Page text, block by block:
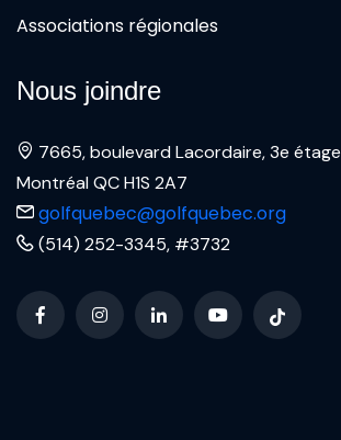
Associations régionales
Nous joindre
7665, boulevard Lacordaire, 3e étage
Montréal QC H1S 2A7
golfquebec@golfquebec.org
(514) 252-3345, #3732